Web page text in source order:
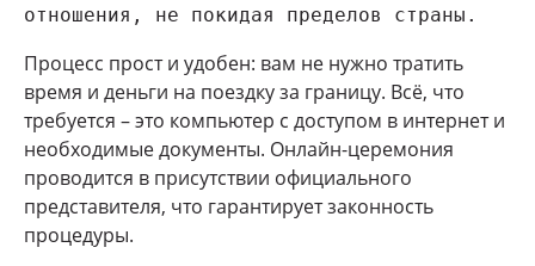
отношения, не покидая пределов страны.
Процесс прост и удобен: вам не нужно тратить
время и деньги на поездку за границу. Всё, что
требуется – это компьютер с доступом в интернет и
необходимые документы. Онлайн-церемония
проводится в присутствии официального
представителя, что гарантирует законность
процедуры.